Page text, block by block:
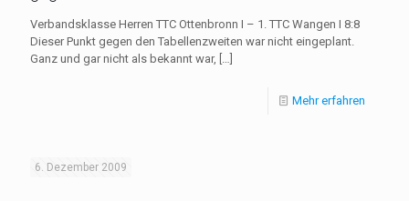
Verbandsklasse Herren TTC Ottenbronn I – 1. TTC Wangen I 8:8
Dieser Punkt gegen den Tabellenzweiten war nicht eingeplant.
Ganz und gar nicht als bekannt war, […]
Mehr erfahren
6. Dezember 2009